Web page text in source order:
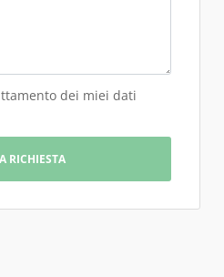
dei miei dati